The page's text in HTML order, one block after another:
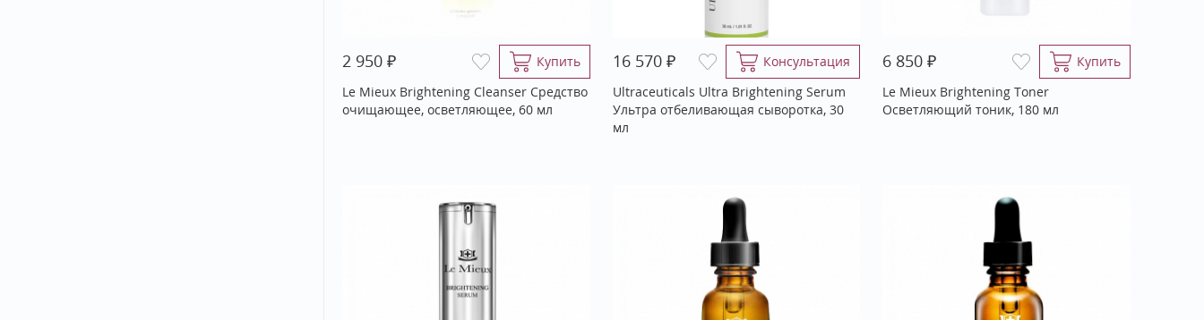
2 950 ₽
Купить
Le Mieux Brightening Cleanser Средство
очищающее, осветляющее, 60 мл
16 570 ₽
Консультация
Ultraceuticals Ultra Brightening Serum
Ультра отбеливающая сыворотка, 30
мл
6 850₽
Купить
Le Mieux Brightening Toner
Осветляющий тоник, 180 мл